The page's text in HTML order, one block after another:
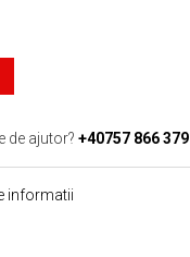
de ajutor? +40757 866 379
informatii